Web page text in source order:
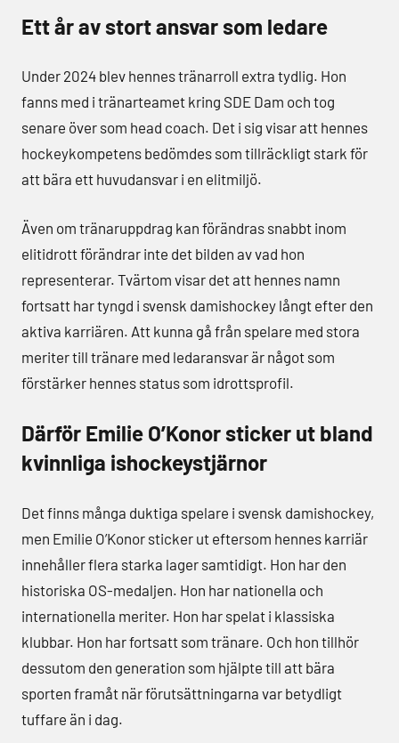
Ett år av stort ansvar som ledare
Under 2024 blev hennes tränarroll extra tydlig. Hon
fanns med i tränarteamet kring SDE Dam och tog
senare över som head coach. Det i sig visar att hennes
hockeykompetens bedömdes som tillräckligt stark för
att bära ett huvudansvar i en elitmiljö.
Även om tränaruppdrag kan förändras snabbt inom
elitidrott förändrar inte det bilden av vad hon
representerar. Tvärtom visar det att hennes namn
fortsatt har tyngd i svensk damishockey långt efter den
aktiva karriären. Att kunna gå från spelare med stora
meriter till tränare med ledaransvar är något som
förstärker hennes status som idrottsprofil.
Därför Emilie O’Konor sticker ut bland
kvinnliga ishockeystjärnor
Det finns många duktiga spelare i svensk damishockey,
men Emilie O’Konor sticker ut eftersom hennes karriär
innehåller flera starka lager samtidigt. Hon har den
historiska OS-medaljen. Hon har nationella och
internationella meriter. Hon har spelat i klassiska
klubbar. Hon har fortsatt som tränare. Och hon tillhör
dessutom den generation som hjälpte till att bära
sporten framåt när förutsättningarna var betydligt
tuffare än i dag.